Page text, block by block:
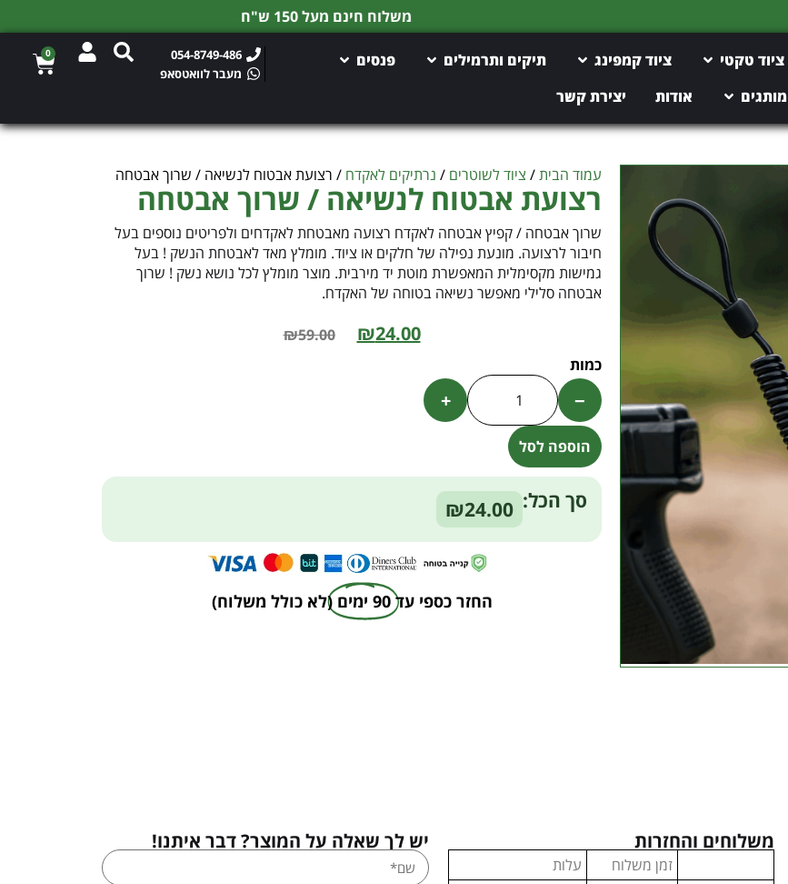
ציוד טקטי ציוד קמפינג תיקים ותרמילים
פנסים
מותגים
אודות יצירת קשר
054-8749-486
מעבר לוואטסאפ
0
עמוד הבית/ ציוד לשוטרים / נרתיקים לאקדח / רצועת אבטוח לנשיאה / שרוך אבטחה
רצועת אבטוח לנשיאה / שרוך אבטחה
שרוך אבטחה / קפיץ אבטחה לאקדח רצועה מאבטחת לאקדחים ולפריטים נוספים בעל
חיבור לרצועה. מונעת נפילה של חלקים או ציוד. מומלץ מאד לאבטחת הנשק ! בעל
גמישות מקסימלית המאפשרת מוטת יד מירבית. מוצר מומלץ לכל נושא נשק ! שרוך
אבטחה סלילי מאפשר נשיאה בטוחה של האקדח.
₪59.00 ₪24.00
−
+
הוספה לסל
Alternative:
סך הכל: ₪24.00
החזר כספי עד 90 ימים (לא כולל משלוח)
משלוחים והחזרות
זמן משלוח
עלות
יש לך שאלה על המוצר? דבר איתנו!